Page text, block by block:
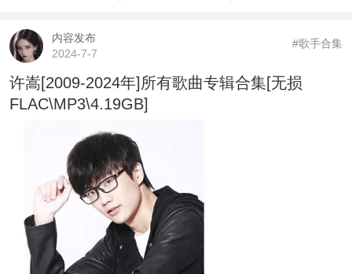
内容发布
2024-7-7
#歌手合集
许嵩[2009-2024年]所有歌曲专辑合集[无损
FLAC\MP3\4.19GB]